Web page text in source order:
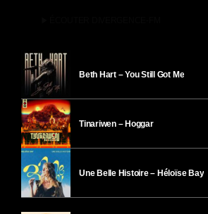
Beth Hart – You Still Got Me
Tinariwen – Hoggar
Une Belle Histoire – Héloïse Bay